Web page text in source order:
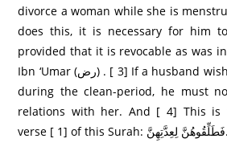
divorce a woman while she is
does this, it is necessary for him
provided that it is revocable as was
Ibn ‘Umar (رض) . [ 3] If a husband wishes to divorce his wife
during the clean-period, he must
relations with her. And [ 4] This is
verse [ 1] of this Surah: فَطَلِّقُوهُنَّ لِعِدَّتِهِنَّ.